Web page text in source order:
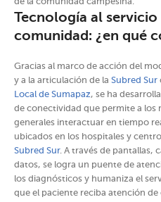
de la comunidad campesina.
Tecnología al servicio
comunidad: ¿en qué
Gracias al marco de acción del
y a la articulación de la Subred Sur
Local de Sumapaz, se ha
de conectividad que permite a los
generales interactuar en tiempo
ubicados en los hospitales y
Subred Sur. A través de pantallas,
datos, se logra un puente de
los diagnósticos y humaniza el
que el paciente reciba atención de